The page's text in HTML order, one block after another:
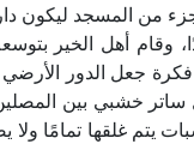
من المسجد ليكون
وقام أهل الخير
جعل الدور الأرضي
ساتر خشبي بين
يتم غلقها تمامًا